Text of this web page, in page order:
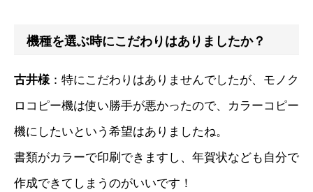
機種を選ぶ時にこだわりはありましたか？
古井様：特にこだわりはありませんでしたが、モノク
ロコピー機は使い勝手が悪かったので、カラーコピー
機にしたいという希望はありましたね。
書類がカラーで印刷できますし、年賀状なども自分で
作成できてしまうのがいいです！